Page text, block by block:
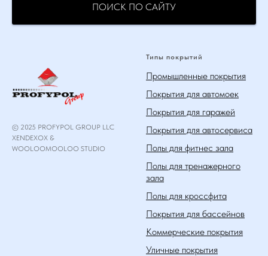
ПОИСК ПО САЙТУ
© 2025 PROFYPOL GROUP LLC
XENDEXOX &
WOOLOOMOOLOO STUDIO
Типы покрытий
Промышленные покрытия
Покрытия для автомоек
Покрытия для гаражей
Покрытия для автосервиса
Полы для фитнес зала
Полы для тренажерного
зала
Полы для кроссфита
Покрытия для бассейнов
Коммерческие покрытия
Уличные покрытия